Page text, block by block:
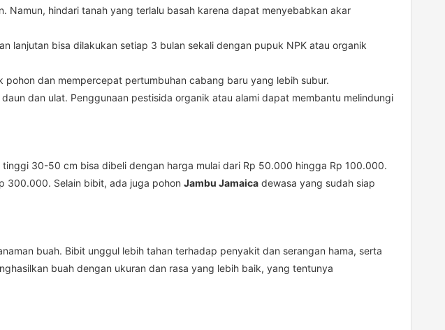
Namun, hindari tanah yang terlalu basah karena dapat menyebabkan akar
lanjutan bisa dilakukan setiap 3 bulan sekali dengan pupuk NPK atau organik
dan mempercepat pertumbuhan cabang baru yang lebih subur.
dan ulat. Penggunaan pestisida organik atau alami dapat membantu melindungi
30-50 cm bisa dibeli dengan harga mulai dari Rp 50.000 hingga Rp 100.000.
300.000. Selain bibit, ada juga pohon Jambu Jamaica dewasa yang sudah siap
buah. Bibit unggul lebih tahan terhadap penyakit dan serangan hama, serta
buah dengan ukuran dan rasa yang lebih baik, yang tentunya